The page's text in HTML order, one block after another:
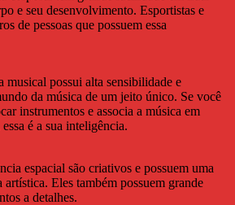
e seu desenvolvimento. Esportistas e
de pessoas que possuem essa
musical possui alta sensibilidade e
da música de um jeito único. Se você
instrumentos e associa a música em
é a sua inteligência.
espacial são criativos e possuem uma
artística. Eles também possuem grande
a detalhes.